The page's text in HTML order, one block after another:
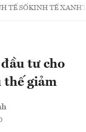
TẾ SỐKINH TẾ XANH
tư cho
thế giảm